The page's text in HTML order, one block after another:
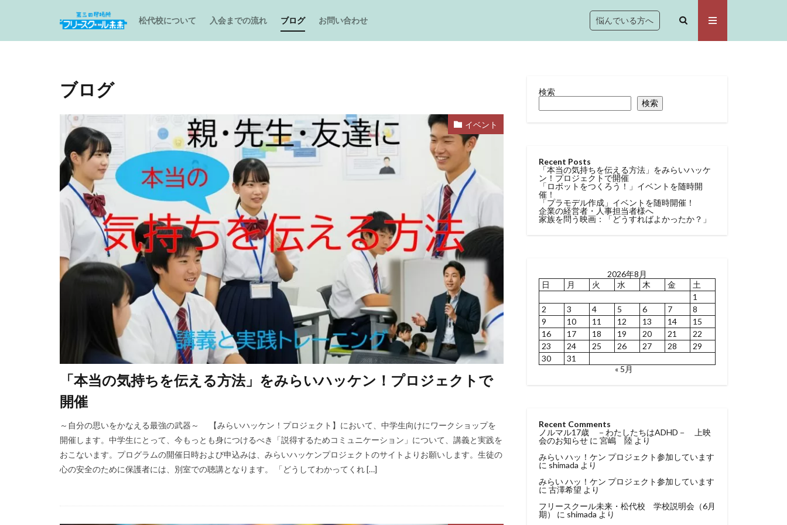
松代校について 入会までの流れ ブログ お問い合わせ 悩んでいる方へ
ブログ
イベント
「本当の気持ちを伝える方法」をみらいハッケン！プロジェクトで
開催
～自分の思いをかなえる最強の武器～ 【みらいハッケン！プロジェクト】において、中学生向けにワークショップを
開催します。中学生にとって、今もっとも身につけるべき「説得するためコミュニケーション」について、講義と実践を
おこないます。プログラムの開催日時および申込みは、みらいハッケンプロジェクトのサイトよりお願いします。生徒の
心の安全のために保護者には、別室での聴講となります。 「どうしてわかってくれ […]
検索
検索
Recent Posts
「本当の気持ちを伝える方法」をみらいハッケ
ン！プロジェクトで開催
「ロボットをつくろう！」イベントを随時開
催！
「プラモデル作成」イベントを随時開催！
企業の経営者・人事担当者様へ
家族を問う映画：「どうすればよかったか？」
2026年8月
日
月 火 水 木 金
土
1
2
3 4 5 6 7
8
9
10 11 12 13 14
15
16
17 18 19 20 21
22
23
24 25 26 27 28
29
30
31
« 5月
Recent Comments
ノルマル17歳 －わたしたちはADHD－ 上映
会のお知らせ に 宮嶋 陸 より
みらい ハッ！ケン プロジェクト参加しています
に shimada より
みらい ハッ！ケン プロジェクト参加しています
に 古澤希望 より
フリースクール未来・松代校 学校説明会（6月
期）
に shimada より